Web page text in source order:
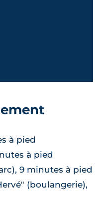
à pied
à pied
9 minutes à pied
(boulangerie),